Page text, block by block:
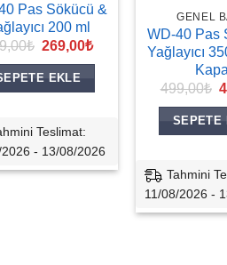
Pas Sökücü &
200 ml
₺ Orijinal
369,00₺.
269,00₺Şu
EKLE
Teslimat:
2026 - 13/08/2026
GENEL
WD-40 Pas
Yağlayıcı
499,00₺
SEPETE
Tahmini
11/08/2026 -